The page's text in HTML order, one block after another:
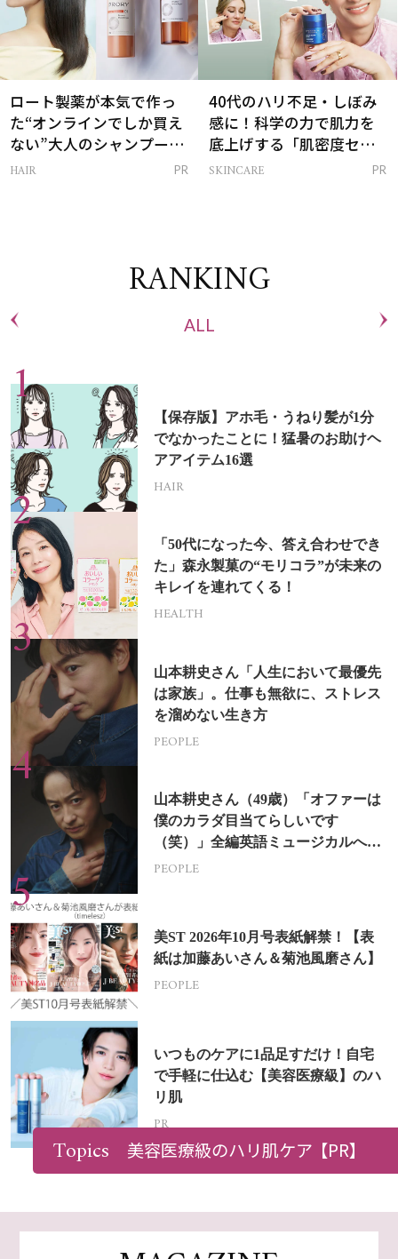
ロート製薬が本気で作っ
た“オンラインでしか買え
ない”大人のシャンプー＆
トリートメントって？
HAIR PR
40代のハリ不足・しぼみ
感に！科学の力で肌力を
底上げする「肌密度セラ
ム」
SKINCARE PR
RANKING
ALL
【保存版】アホ毛・うねり髪が1分
でなかったことに！猛暑のお助けヘ
アアイテム16選
HAIR
「50代になった今、答え合わせでき
た」森永製菓の“モリコラ”が未来の
キレイを連れてくる！
HEALTH
山本耕史さん「人生において最優先
は家族」。仕事も無欲に、ストレス
を溜めない生き方
PEOPLE
山本耕史さん（49歳）「オファーは
僕のカラダ目当てらしいです
（笑）」全編英語ミュージカルへの
挑戦
PEOPLE
美ST 2026年10月号表紙解禁！【表
紙は加藤あいさん＆菊池風磨さん】
PEOPLE
いつものケアに1品足すだけ！自宅
で手軽に仕込む【美容医療級】のハ
リ肌
PR
Topics 美容医療級のハリ肌ケア【PR】